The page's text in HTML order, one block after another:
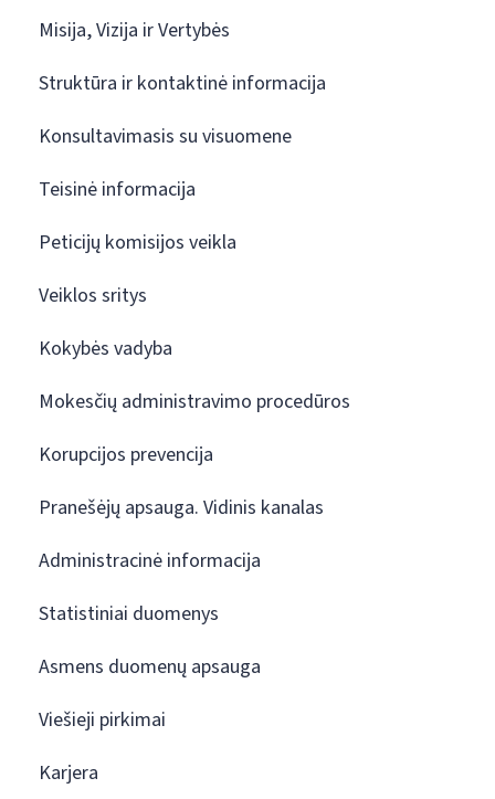
Misija, Vizija ir Vertybės
Struktūra ir kontaktinė informacija
Konsultavimasis su visuomene
Teisinė informacija
Peticijų komisijos veikla
Veiklos sritys
Kokybės vadyba
Mokesčių administravimo procedūros
Korupcijos prevencija
Pranešėjų apsauga. Vidinis kanalas
Administracinė informacija
Statistiniai duomenys
Asmens duomenų apsauga
Viešieji pirkimai
Karjera